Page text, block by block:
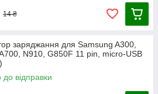
14 ₴
заряджання для Samsung A300,
N910, G850F 11 pin, micro-USB
до відправки